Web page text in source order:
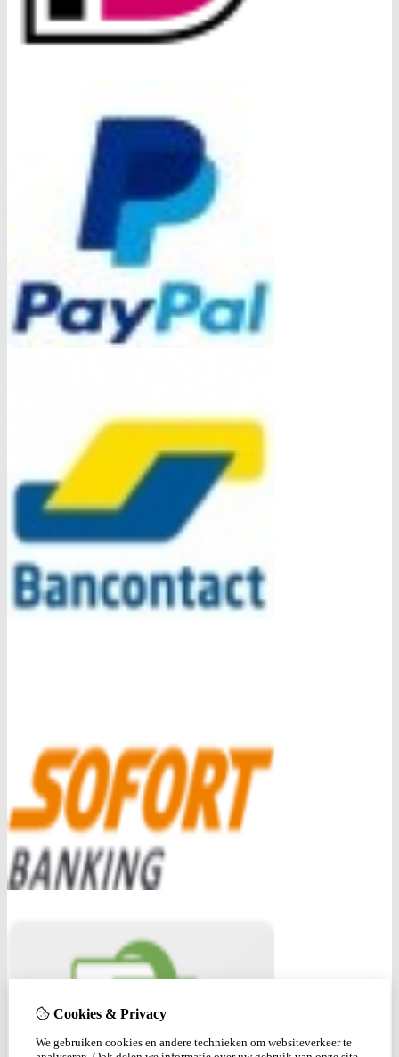
Cookies & Privacy
We gebruiken cookies en andere technieken om websiteverkeer te